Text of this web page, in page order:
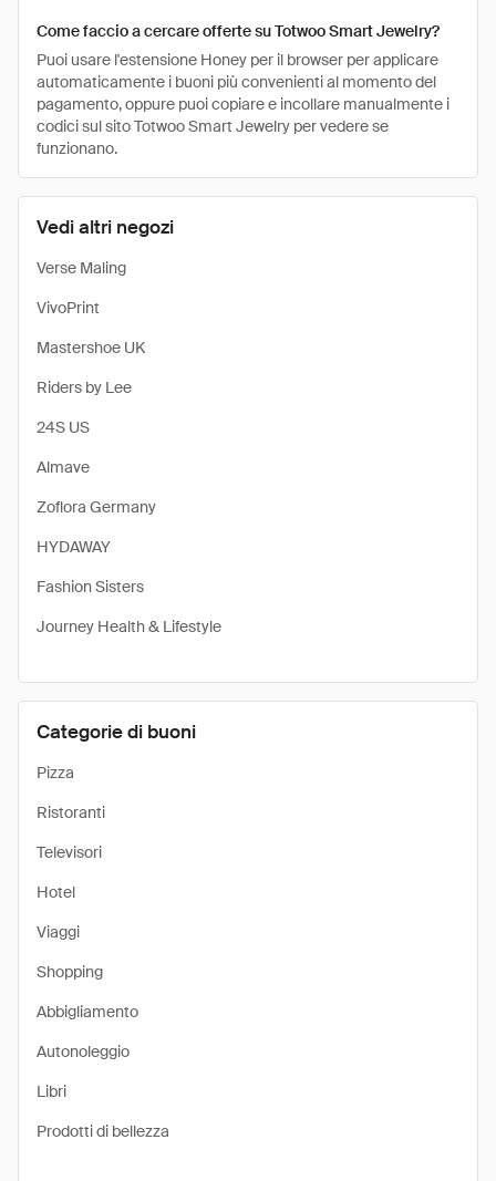
Vedi altri negozi
Verse Maling
VivoPrint
Mastershoe UK
Riders by Lee
24S US
Almave
Zoflora Germany
HYDAWAY
Fashion Sisters
Journey Health & Lifestyle
Categorie di buoni
Pizza
Ristoranti
Televisori
Hotel
Viaggi
Shopping
Abbigliamento
Autonoleggio
Libri
Prodotti di bellezza
Come faccio a cercare offerte su Totwoo Smart Jewelry?
Puoi usare l'estensione Honey per il browser per applicare
automaticamente i buoni più convenienti al momento del
pagamento, oppure puoi copiare e incollare manualmente i
codici sul sito Totwoo Smart Jewelry per vedere se
funzionano.